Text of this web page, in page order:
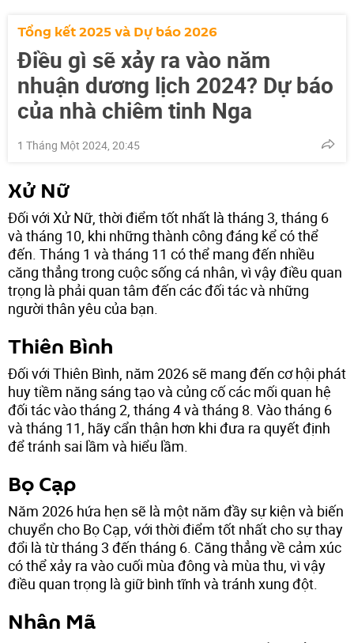
Tổng kết 2025 và Dự báo 2026
Điều gì sẽ xảy ra vào năm
nhuận dương lịch 2024? Dự báo
của nhà chiêm tinh Nga
1 Tháng Một 2024, 20:45
Xử Nữ
Đối với Xử Nữ, thời điểm tốt nhất là tháng 3, tháng 6
và tháng 10, khi những thành công đáng kể có thể
đến. Tháng 1 và tháng 11 có thể mang đến nhiều
căng thẳng trong cuộc sống cá nhân, vì vậy điều quan
trọng là phải quan tâm đến các đối tác và những
người thân yêu của bạn.
Thiên Bình
Đối với Thiên Bình, năm 2026 sẽ mang đến cơ hội phát
huy tiềm năng sáng tạo và củng cố các mối quan hệ
đối tác vào tháng 2, tháng 4 và tháng 8. Vào tháng 6
và tháng 11, hãy cẩn thận hơn khi đưa ra quyết định
để tránh sai lầm và hiểu lầm.
Bọ Cạp
Năm 2026 hứa hẹn sẽ là một năm đầy sự kiện và biến
chuyển cho Bọ Cạp, với thời điểm tốt nhất cho sự thay
đổi là từ tháng 3 đến tháng 6. Căng thẳng về cảm xúc
có thể xảy ra vào cuối mùa đông và mùa thu, vì vậy
điều quan trọng là giữ bình tĩnh và tránh xung đột.
Nhân Mã